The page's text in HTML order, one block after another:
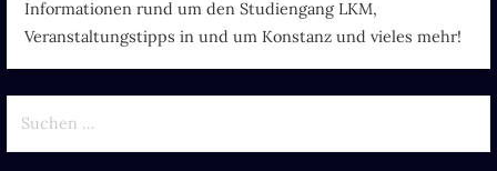
Informationen rund um den Studiengang LKM,
Veranstaltungstipps in und um Konstanz und vieles mehr!